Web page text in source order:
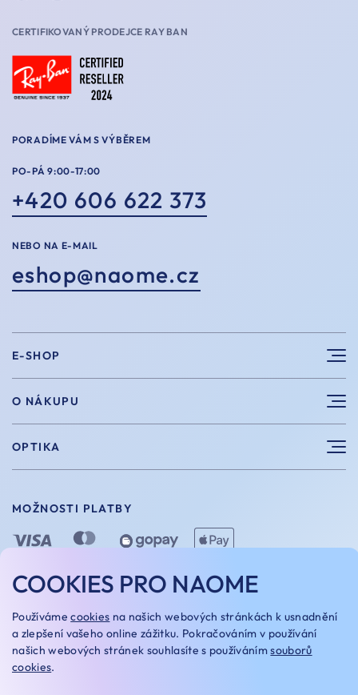
CERTIFIKOVANÝ PRODEJCE RAY BAN
PORADÍME VÁM S VÝBĚREM
PO-PÁ 9:00-17:00
+420 606 622 373
NEBO NA E-MAIL
eshop@naome.cz
E-SHOP
Sluneční brýle
Sportovní brýle
Vintage brýle
Doplňky
O NÁKUPU
Velikosti
Vrácení a výměna
Doprava a platba
Naome+
OPTIKA
O nás
Naše optiky
Kariera
MOŽNOSTI PLATBY
MOŽNOSTI DOPRAVY
COOKIES PRO NAOME
Používámecookies na našich webových stránkách k usnadnění
a zlepšení vašeho online zážitku. Pokračováním v používání
našich webových stránek souhlasíte s používánímsouborů
cookies.